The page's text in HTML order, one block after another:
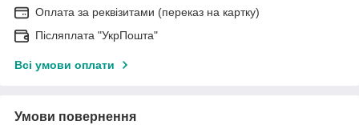
Оплата за реквізитами (переказ на картку)
Післяплата "УкрПошта"
Всі умови оплати
Умови повернення